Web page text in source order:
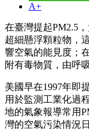
A+
在臺灣提起PM2.5
超細懸浮顆粒物，
響空氣的能見度；
附有毒物質，由呼
美國早在1997年即
用於監測工業化過
地的氣象報導常用
灣的空氣污染情況